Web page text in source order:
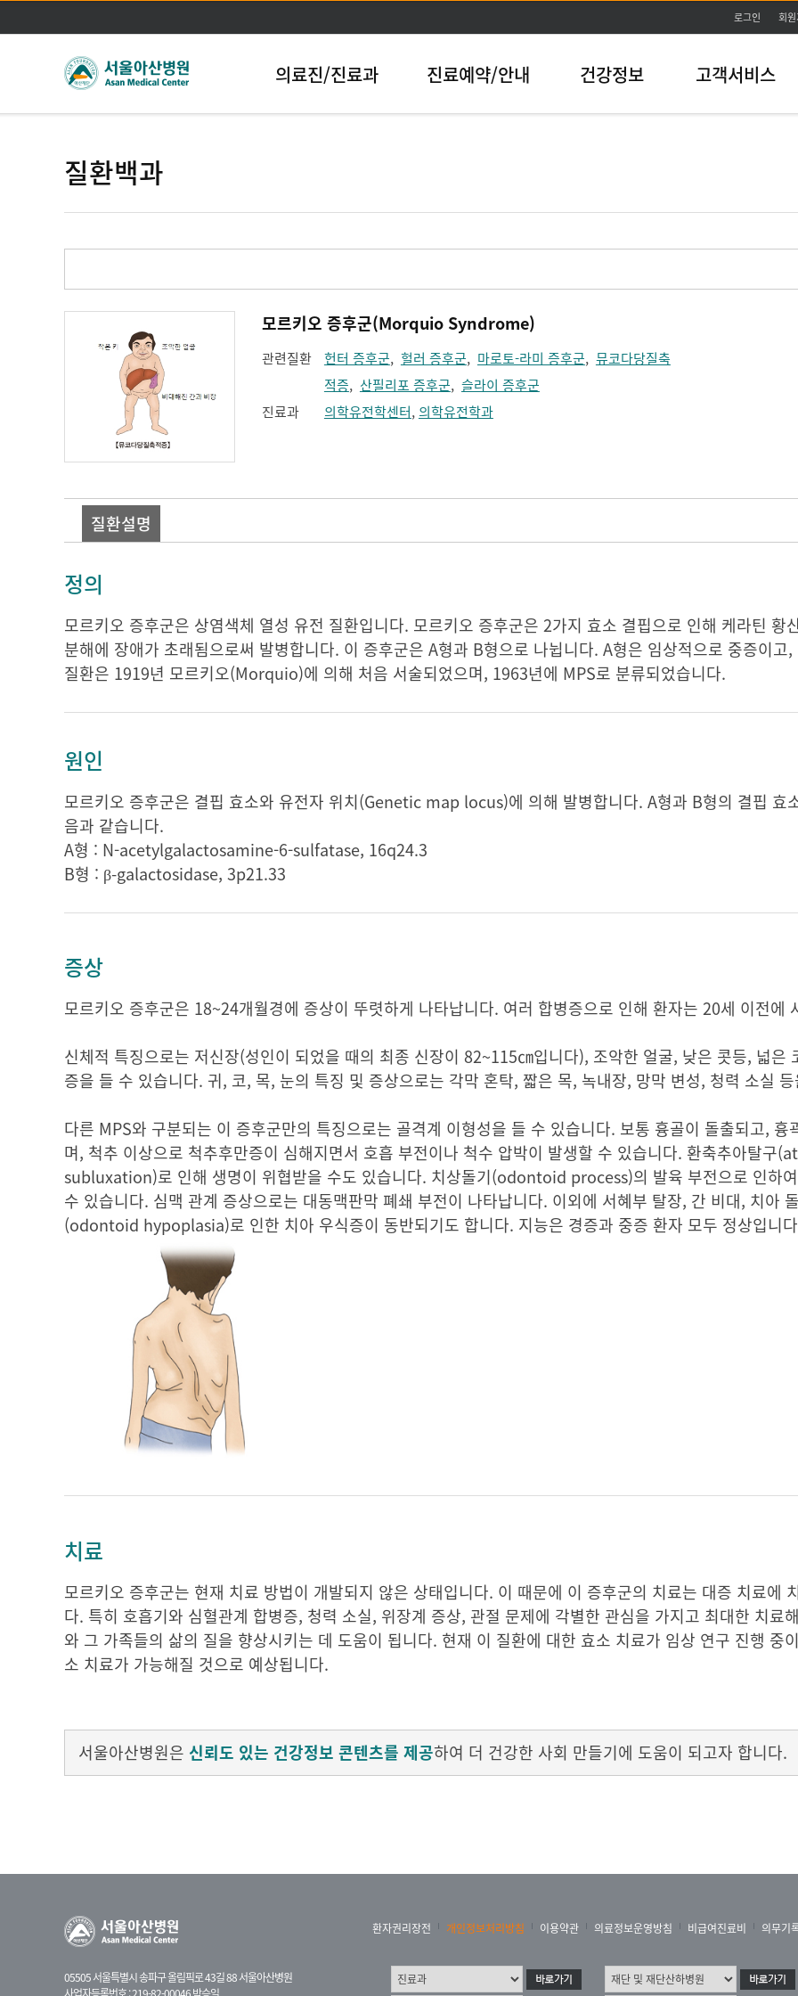
본문바로가기
로그인 회
의료진/진료과 진료예약/안내 건강정보 고객서비스
질환백과
모르키오 증후군(Morquio Syndrome)
관련질환 헌터 증후군, 헐러 증후군, 마로토-라미 증후군, 뮤코다당질축
적증, 산필리포 증후군, 슬라이 증후군
진료과
의학유전학센터, 의학유전학과
질환설명
정의
모르키오 증후군은 상염색체 열성 유전 질환입니다. 모르키오 증후군은 2가지 효소 결핍으로 인해 케라틴
분해에 장애가 초래됨으로써 발병합니다. 이 증후군은 A형과 B형으로 나뉩니다. A형은 임상적으로 중증이고
질환은 1919년 모르키오(Morquio)에 의해 처음 서술되었으며, 1963년에 MPS로 분류되었습니다.
원인
모르키오 증후군은 결핍 효소와 유전자 위치(Genetic map locus)에 의해 발병합니다. A형과 B형의 결핍 효
음과 같습니다.
A형 : N-acetylgalactosamine-6-sulfatase, 16q24.3
B형 : β-galactosidase, 3p21.33
증상
모르키오 증후군은 18~24개월경에 증상이 뚜렷하게 나타납니다. 여러 합병증으로 인해 환자는 20세 이전에
신체적 특징으로는 저신장(성인이 되었을 때의 최종 신장이 82~115㎝입니다), 조악한 얼굴, 낮은 콧등, 넓은
증을 들 수 있습니다. 귀, 코, 목, 눈의 특징 및 증상으로는 각막 혼탁, 짧은 목, 녹내장, 망막 변성, 청력 소실
다른 MPS와 구분되는 이 증후군만의 특징으로는 골격계 이형성을 들 수 있습니다. 보통 흉골이 돌출되고, 흉
며, 척추 이상으로 척추후만증이 심해지면서 호흡 부전이나 척수 압박이 발생할 수 있습니다. 환축추아탈구
subluxation)로 인해 생명이 위협받을 수도 있습니다. 치상돌기(odontoid process)의 발육 부전으로 인하
수 있습니다. 심맥 관계 증상으로는 대동맥판막 폐쇄 부전이 나타납니다. 이외에 서혜부 탈장, 간 비대, 치아
(odontoid hypoplasia)로 인한 치아 우식증이 동반되기도 합니다. 지능은 경증과 중증 환자 모두 정상입니
치료
모르키오 증후군는 현재 치료 방법이 개발되지 않은 상태입니다. 이 때문에 이 증후군의 치료는 대증 치료에
다. 특히 호흡기와 심혈관계 합병증, 청력 소실, 위장계 증상, 관절 문제에 각별한 관심을 가지고 최대한 치료
와 그 가족들의 삶의 질을 향상시키는 데 도움이 됩니다. 현재 이 질환에 대한 효소 치료가 임상 연구 진행 중
소 치료가 가능해질 것으로 예상됩니다.
서울아산병원은 신뢰도 있는 건강정보 콘텐츠를 제공하여 더 건강한 사회 만들기에 도움이 되고자 합니다.
05505 서울특별시 송파구 올림픽로 43길 88 서울아산병원
환자권리장전 개인정보처리방침 이용약관 의료정보운영방침 비급여진료비 의무기